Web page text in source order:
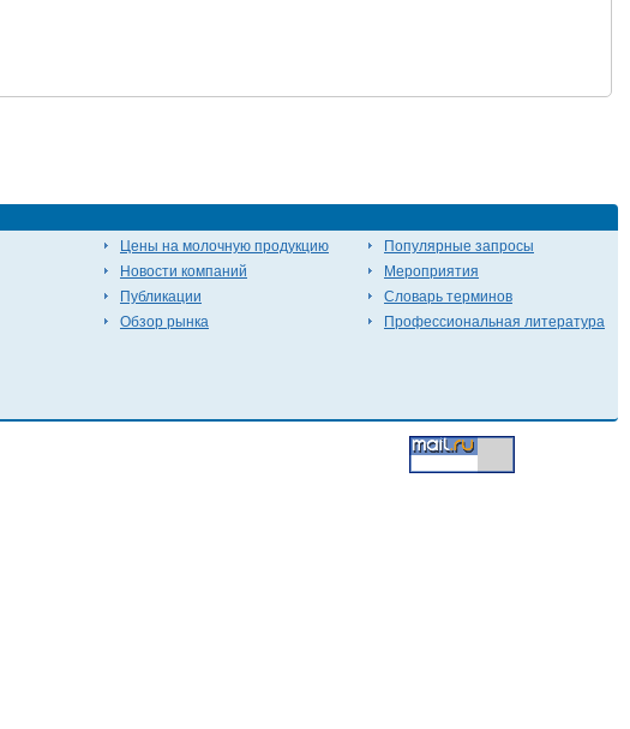
Цены на молочную продукцию
Новости компаний
Публикации
Обзор рынка
Популярные запросы
Мероприятия
Словарь терминов
Профессиональная литература